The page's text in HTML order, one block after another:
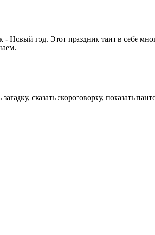
Новый год. Этот праздник таит в себе
сказать скороговорку, показать